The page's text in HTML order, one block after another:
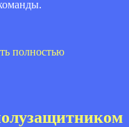
полностью